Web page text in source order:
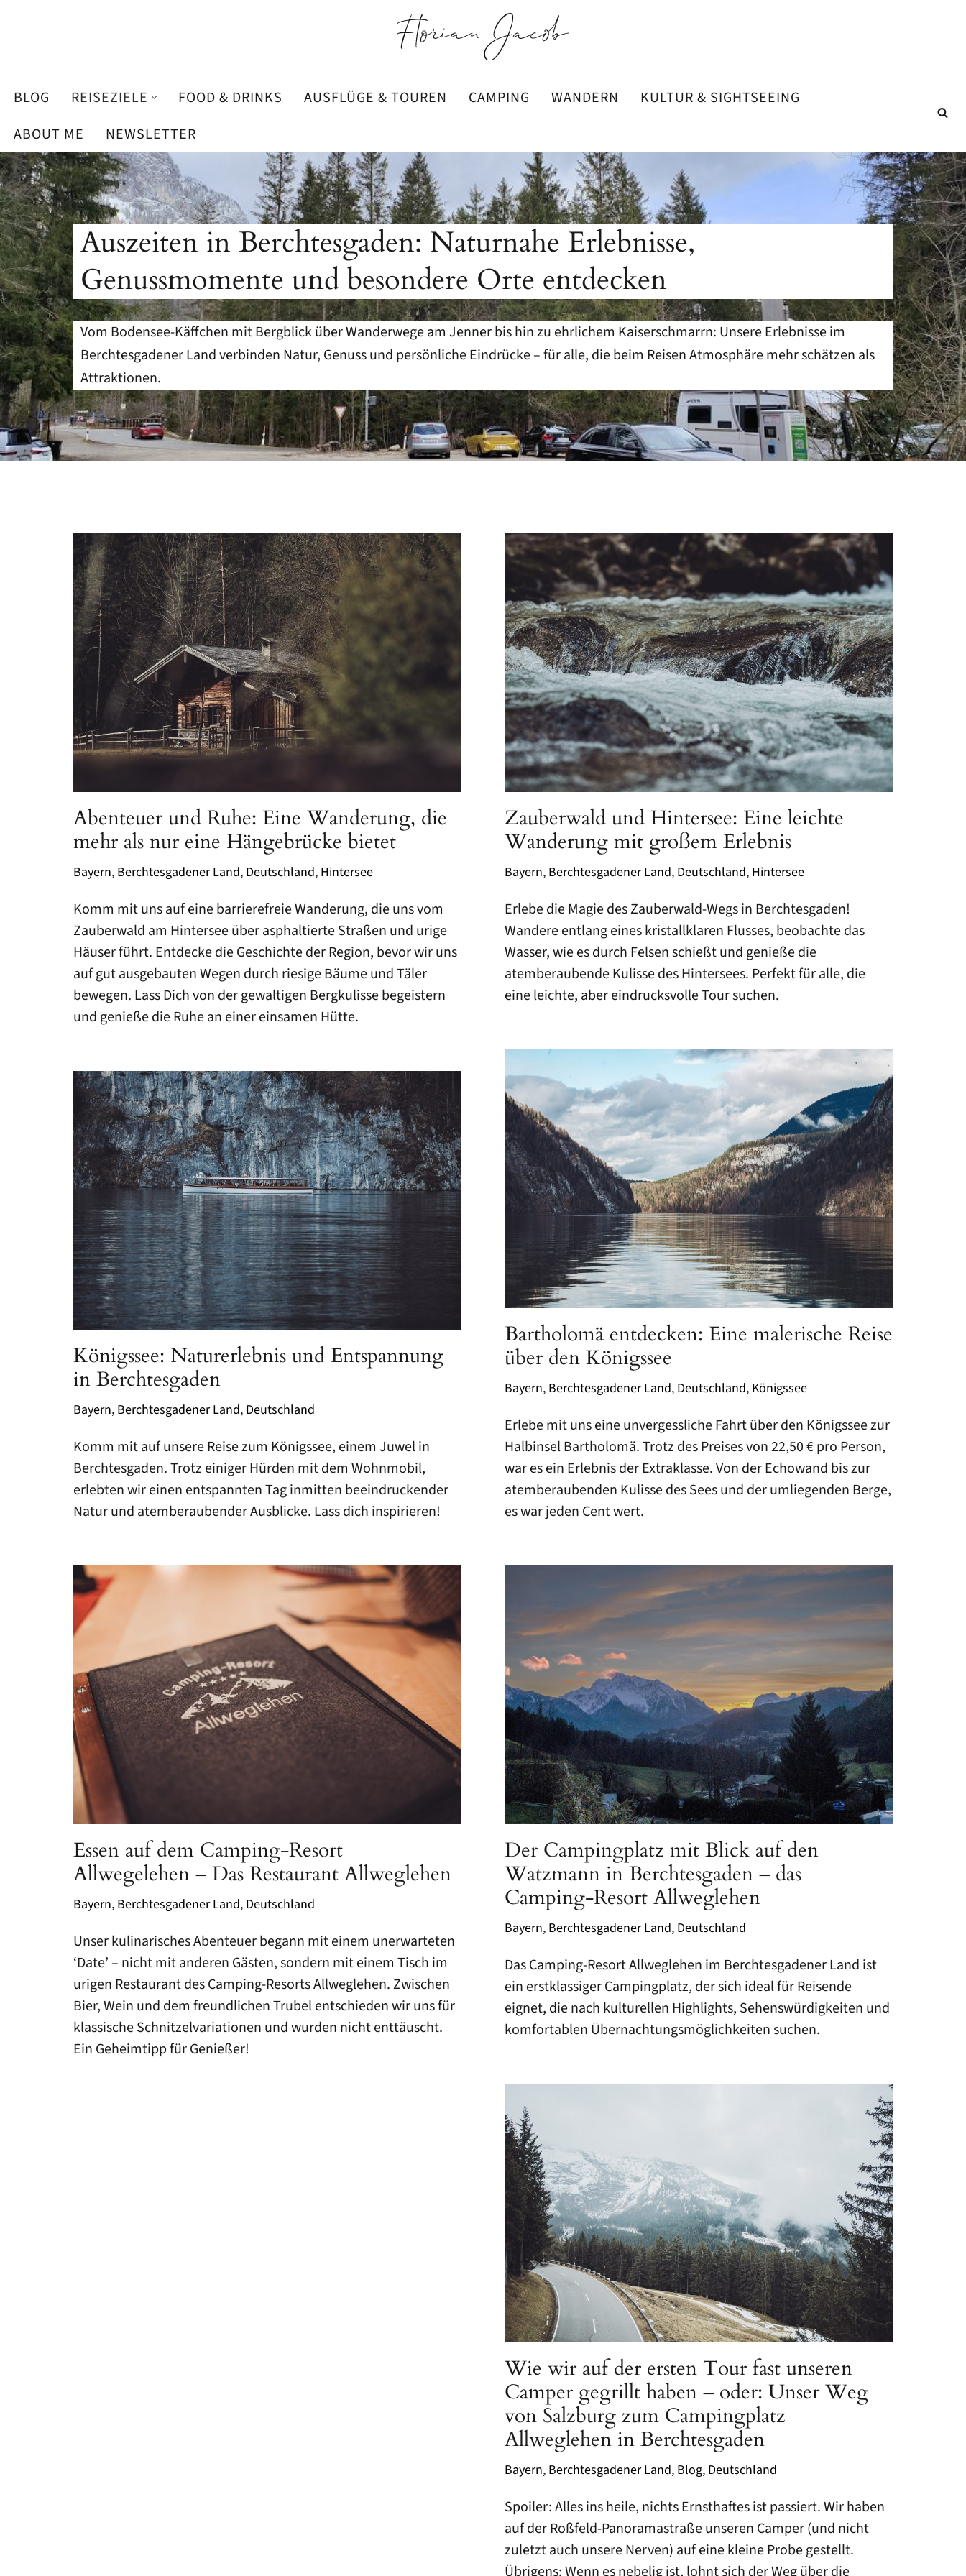
springen
BLOG REISEZIELE
DEUTSCHLAND
ÖSTERREICH
NIEDERLANDE
SPANIEN
MALLORCA
PORTUGAL
LANZAROTE
KROATIEN
TSCHECHIEN
FRANKREICH
REGIONEN
NRW
RHEINLAND-PFALZ
BAYERN
NIEDERSACHSEN
HESSEN
ALGARVE
STÄDTE
ATHEN
DÜSSELDORF
PARIS
STRASSBURG
NIZZA
ZADAR
SONSTIGE SPOTS
ALLGÄUER ALPEN
HOCHSAUERLANDKREIS
BERCHTESGADENER LAND
HARZGEBIRGE
NATIONALPARK HARZ
NATIONALPARK HUNSRÜCK-HOCHWALD
NATIONALPARK EIFEL
VULKANEIFEL
TEUTOBURGER WALD
SAUERLAND
SCHWARZWALD
FOOD & DRINKS AUSFLÜGE & TOUREN CAMPING WANDERN
KULTUR & SIGHTSEEING
ABOUT ME
NEWSLETTER
Auszeiten in Berchtesgaden: Naturnahe Erlebnisse,
Genussmomente und besondere Orte entdecken
Vom Bodensee-Käffchen mit Bergblick über Wanderwege am Jenner bis hin zu ehrlichem Kaiserschmarrn: Unsere Erlebnisse im
Berchtesgadener Land verbinden Natur, Genuss und persönliche Eindrücke – für alle, die beim Reisen Atmosphäre mehr schätzen als
Attraktionen.
Abenteuer und Ruhe: Eine Wanderung, die
mehr als nur eine Hängebrücke bietet
Bayern, Berchtesgadener Land, Deutschland, Hintersee
Komm mit uns auf eine barrierefreie Wanderung, die uns vom
Zauberwald am Hintersee über asphaltierte Straßen und urige
Häuser führt. Entdecke die Geschichte der Region, bevor wir uns
auf gut ausgebauten Wegen durch riesige Bäume und Täler
bewegen. Lass Dich von der gewaltigen Bergkulisse begeistern
und genieße die Ruhe an einer einsamen Hütte.
Zauberwald und Hintersee: Eine leichte
Wanderung mit großem Erlebnis
Bayern, Berchtesgadener Land, Deutschland, Hintersee
Erlebe die Magie des Zauberwald-Wegs in Berchtesgaden!
Wandere entlang eines kristallklaren Flusses, beobachte das
Wasser, wie es durch Felsen schießt und genieße die
atemberaubende Kulisse des Hintersees. Perfekt für alle, die
eine leichte, aber eindrucksvolle Tour suchen.
Bartholomä entdecken: Eine malerische Reise
über den Königssee
Bayern, Berchtesgadener Land, Deutschland, Königssee
Erlebe mit uns eine unvergessliche Fahrt über den Königssee zur
Halbinsel Bartholomä. Trotz des Preises von 22,50 € pro Person,
war es ein Erlebnis der Extraklasse. Von der Echowand bis zur
atemberaubenden Kulisse des Sees und der umliegenden Berge,
es war jeden Cent wert.
Königssee: Naturerlebnis und Entspannung
in Berchtesgaden
Bayern, Berchtesgadener Land, Deutschland
Komm mit auf unsere Reise zum Königssee, einem Juwel in
Berchtesgaden. Trotz einiger Hürden mit dem Wohnmobil,
erlebten wir einen entspannten Tag inmitten beeindruckender
Natur und atemberaubender Ausblicke. Lass dich inspirieren!
Essen auf dem Camping-Resort
Allwegelehen – Das Restaurant Allweglehen
Bayern, Berchtesgadener Land, Deutschland
Unser kulinarisches Abenteuer begann mit einem unerwarteten
‘Date’ – nicht mit anderen Gästen, sondern mit einem Tisch im
urigen Restaurant des Camping-Resorts Allweglehen. Zwischen
Bier, Wein und dem freundlichen Trubel entschieden wir uns für
klassische Schnitzelvariationen und wurden nicht enttäuscht.
Ein Geheimtipp für Genießer!
Der Campingplatz mit Blick auf den
Watzmann in Berchtesgaden – das
Camping-Resort Allweglehen
Bayern, Berchtesgadener Land, Deutschland
Das Camping-Resort Allweglehen im Berchtesgadener Land ist
ein erstklassiger Campingplatz, der sich ideal für Reisende
eignet, die nach kulturellen Highlights, Sehenswürdigkeiten und
komfortablen Übernachtungsmöglichkeiten suchen.
Wie wir auf der ersten Tour fast unseren
Camper gegrillt haben – oder: Unser Weg
von Salzburg zum Campingplatz
Allweglehen in Berchtesgaden
Bayern, Berchtesgadener Land, Blog, Deutschland
Spoiler: Alles ins heile, nichts Ernsthaftes ist passiert. Wir haben
auf der Roßfeld-Panoramastraße unseren Camper (und nicht
zuletzt auch unsere Nerven) auf eine kleine Probe gestellt.
Übrigens: Wenn es nebelig ist, lohnt sich der Weg über die